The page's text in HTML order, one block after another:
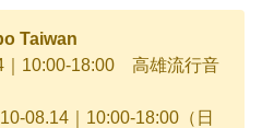
Taiwan
10:00-18:00 高雄流行音
08.14​｜10:00-18:00（日